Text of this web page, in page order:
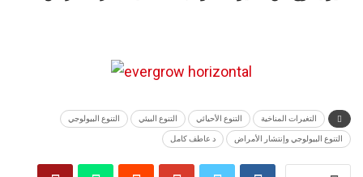
التغيرات المناخية التنوع الأحيائي التنوع البيئي التنوع البيولوجي
التنوع البيولوجي وإنتشار الأمراض د عاطف كامل